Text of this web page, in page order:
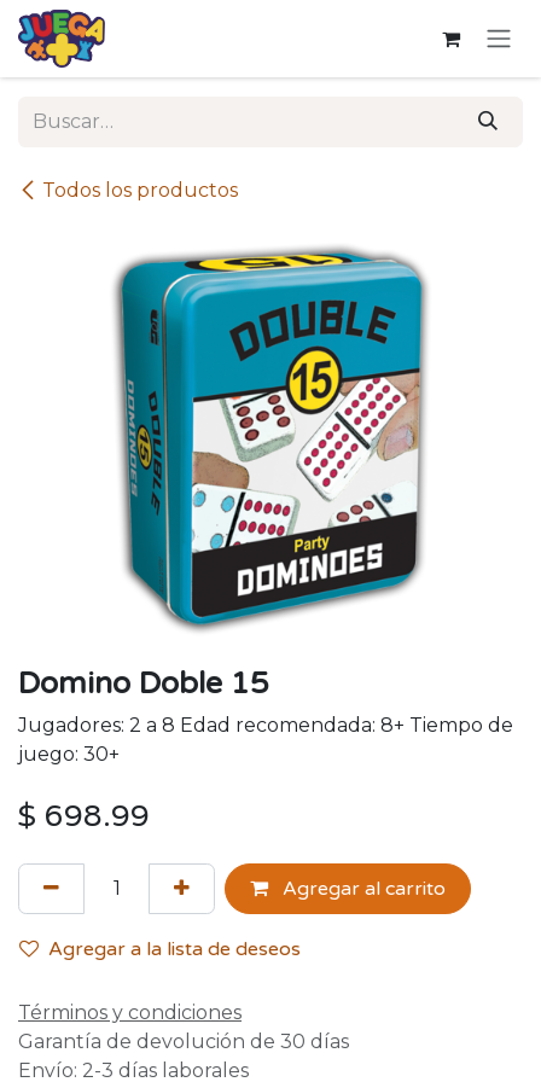
Ir al contenido
Todos los productos
Domino Doble 15
Jugadores: 2 a 8 Edad recomendada: 8+ Tiempo de
juego: 30+
$ 698.99
Agregar al carrito
Agregar a la lista de deseos
Términos y condiciones
Garantía de devolución de 30 días
Envío: 2-3 días laborales